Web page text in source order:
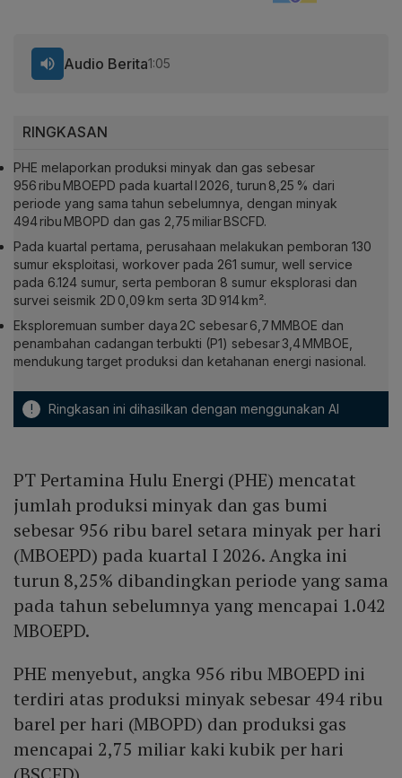
RINGKASAN
PHE melaporkan produksi minyak dan gas sebesar
956 ribu MBOEPD pada kuartal I 2026, turun 8,25 % dari
periode yang sama tahun sebelumnya, dengan minyak
494 ribu MBOPD dan gas 2,75 miliar BSCFD.
Pada kuartal pertama, perusahaan melakukan pemboran 130
sumur eksploitasi, workover pada 261 sumur, well service
pada 6.124 sumur, serta pemboran 8 sumur eksplorasi dan
survei seismik 2D 0,09 km serta 3D 914 km².
Eksploremuan sumber daya 2C sebesar 6,7 MMBOE dan
penambahan cadangan terbukti (P1) sebesar 3,4 MMBOE,
mendukung target produksi dan ketahanan energi nasional.
! Ringkasan ini dihasilkan dengan menggunakan AI
Audio Berita1:05
PT Pertamina Hulu Energi (PHE) mencatat
jumlah produksi minyak dan gas bumi
sebesar 956 ribu barel setara minyak per hari
(MBOEPD) pada kuartal I 2026. Angka ini
turun 8,25% dibandingkan periode yang sama
pada tahun sebelumnya yang mencapai 1.042
MBOEPD.
PHE menyebut, angka 956 ribu MBOEPD ini
terdiri atas produksi minyak sebesar 494 ribu
barel per hari (MBOPD) dan produksi gas
mencapai 2,75 miliar kaki kubik per hari